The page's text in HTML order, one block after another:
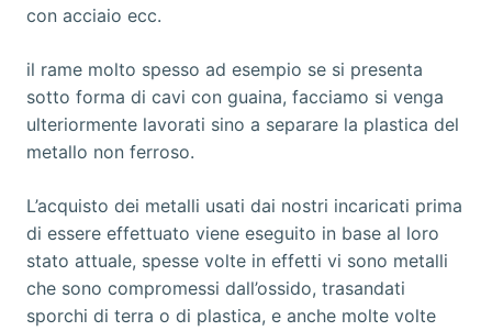
con acciaio ecc.
il rame molto spesso ad esempio se si presenta
sotto forma di cavi con guaina, facciamo si venga
ulteriormente lavorati sino a separare la plastica del
metallo non ferroso.
L’acquisto dei metalli usati dai nostri incaricati prima
di essere effettuato viene eseguito in base al loro
stato attuale, spesse volte in effetti vi sono metalli
che sono compromessi dall’ossido, trasandati
sporchi di terra o di plastica, e anche molte volte